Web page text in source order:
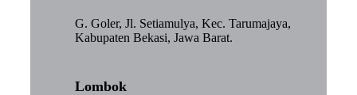
G. Goler, Jl. Setiamulya, Kec. Tarumajaya,
Kabupaten Bekasi, Jawa Barat.
Lombok